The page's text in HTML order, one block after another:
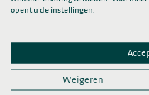
opent u de instellingen.
Weigeren